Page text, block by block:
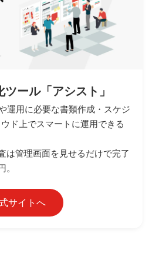
ール「アシスト」
運用に必要な書類作成・スケジ
ド上でスマートに運用できる
は管理画面を見せるだけで完了
。
サイトへ